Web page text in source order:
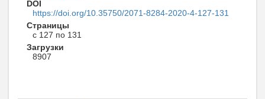
DOI
https://doi.org/10.35750/2071-8284-2020-4-127-131
Страницы
с 127 по 131
Загрузки
8907